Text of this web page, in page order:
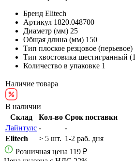
Бренд Elitech
Артикул 1820.048700
Диаметр (мм) 25
Общая длина (мм) 150
Тип плоское резцовое (перьевое)
Тип хвостовика шестигранный
Количество в упаковке 1
Наличие товара
В наличии
Склад
Кол-во Срок поставки
Лайнтулс -
-
Elitech
> 5 шт. 1-2 раб. дня
Розничная цена 119 ₽